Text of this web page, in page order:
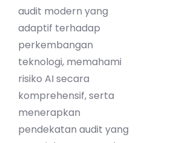
audit modern yang
adaptif terhadap
perkembangan
teknologi, memahami
risiko AI secara
komprehensif, serta
menerapkan
pendekatan audit yang